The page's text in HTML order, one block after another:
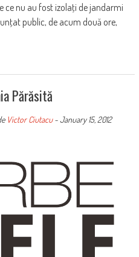
ce nu au fost izolaţi de jandarmi
public, de acum două ore,
Părăsită
Victor Ciutacu-January 15, 2012